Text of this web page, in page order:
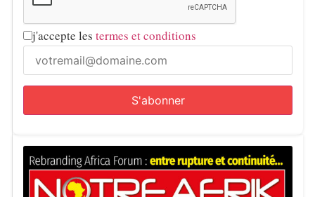
j'accepte les termes et conditions